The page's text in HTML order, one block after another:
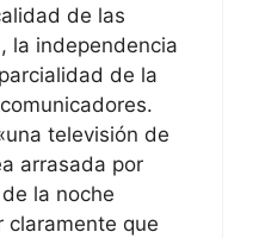
de las
la independencia
de la
televisión de
arrasada por
la noche
claramente que